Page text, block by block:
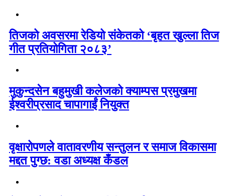
तिजको अवसरमा रेडियो संकेतको ‘बृहत खुल्ला तिज
गीत प्रतियोगिता २०८३’
मुकुन्दसेन बहुमुखी कलेजको क्याम्पस प्रमुखमा
ईश्वरीप्रसाद चापागाईं नियुक्त
वृक्षारोपणले वातावरणीय सन्तुलन र समाज विकासमा
मद्दत पुग्छ: वडा अध्यक्ष कँडल